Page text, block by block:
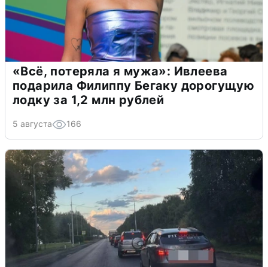
«Всё, потеряла я мужа»: Ивлеева
подарила Филиппу Бегаку дорогущую
лодку за 1,2 млн рублей
5 августа 166